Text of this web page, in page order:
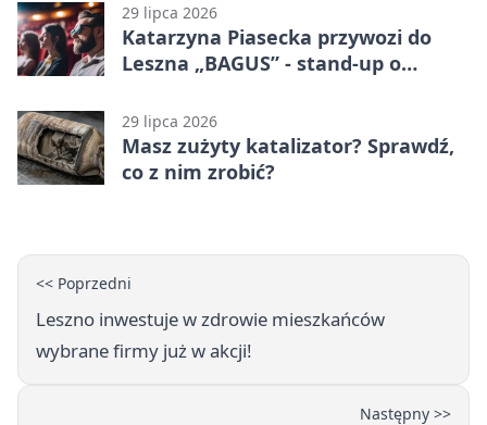
29 lipca 2026
Katarzyna Piasecka przywozi do
Leszna „BAGUS” - stand-up o
29 lipca 2026
Masz zużyty katalizator? Sprawdź,
co z nim zrobić?
<< Poprzedni
Leszno inwestuje w zdrowie mieszkańców
wybrane firmy już w akcji!
Następny >>